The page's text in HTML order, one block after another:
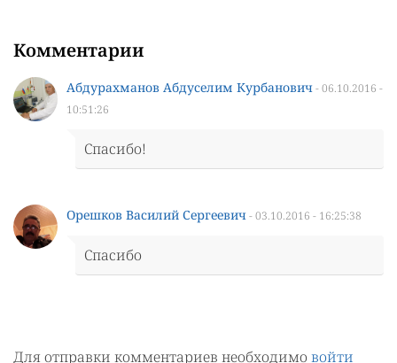
Комментарии
Абдурахманов Абдуселим Курбанович- 06.10.2016 -
10:51:26
Спасибо!
Орешков Василий Сергеевич- 03.10.2016 - 16:25:38
Спасибо
Для отправки комментариев необходимо войти